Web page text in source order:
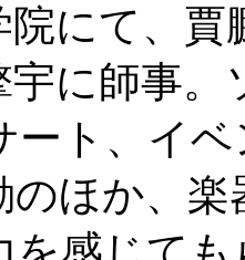
にて、賈
宇に師事
ート、イ
のほか、